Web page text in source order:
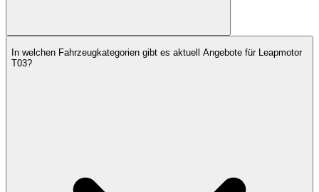
In welchen Fahrzeugkategorien gibt es aktuell Angebote für Leapmotor
T03?